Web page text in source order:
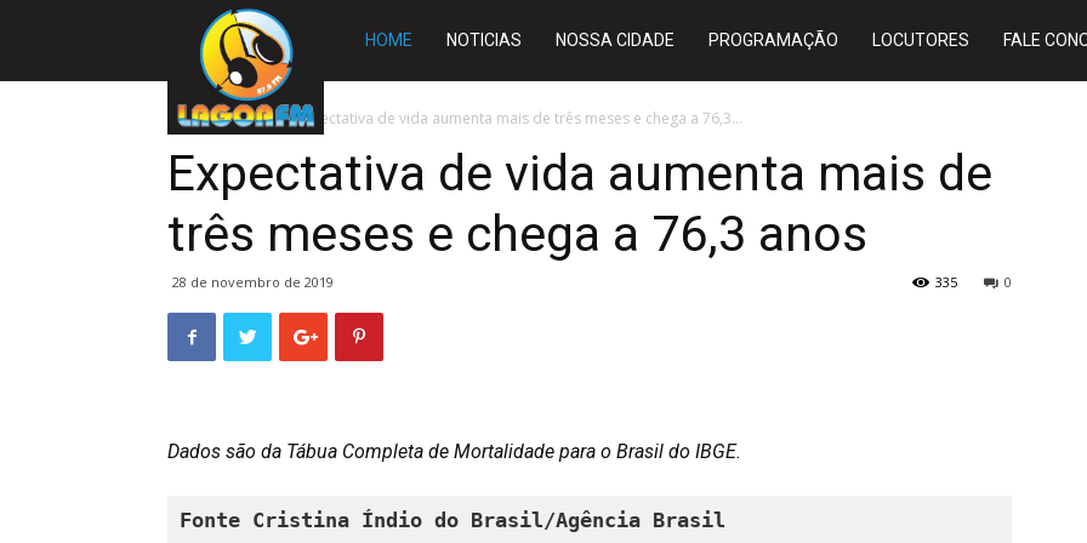
Rádio
Lagoa
FM
HOME NOTICIAS NOSSA CIDADE PROGRAMAÇÃO LOCUTORES FALE
Início BRASIL Expectativa de vida aumenta mais de três meses e chega a 76,3...
Expectativa de vida aumenta mais de
três meses e chega a 76,3 anos
28 de novembro de 2019 0
335
Dados são da Tábua Completa de Mortalidade para o Brasil do IBGE.
Fonte Cristina Índio do Brasil/Agência Brasil